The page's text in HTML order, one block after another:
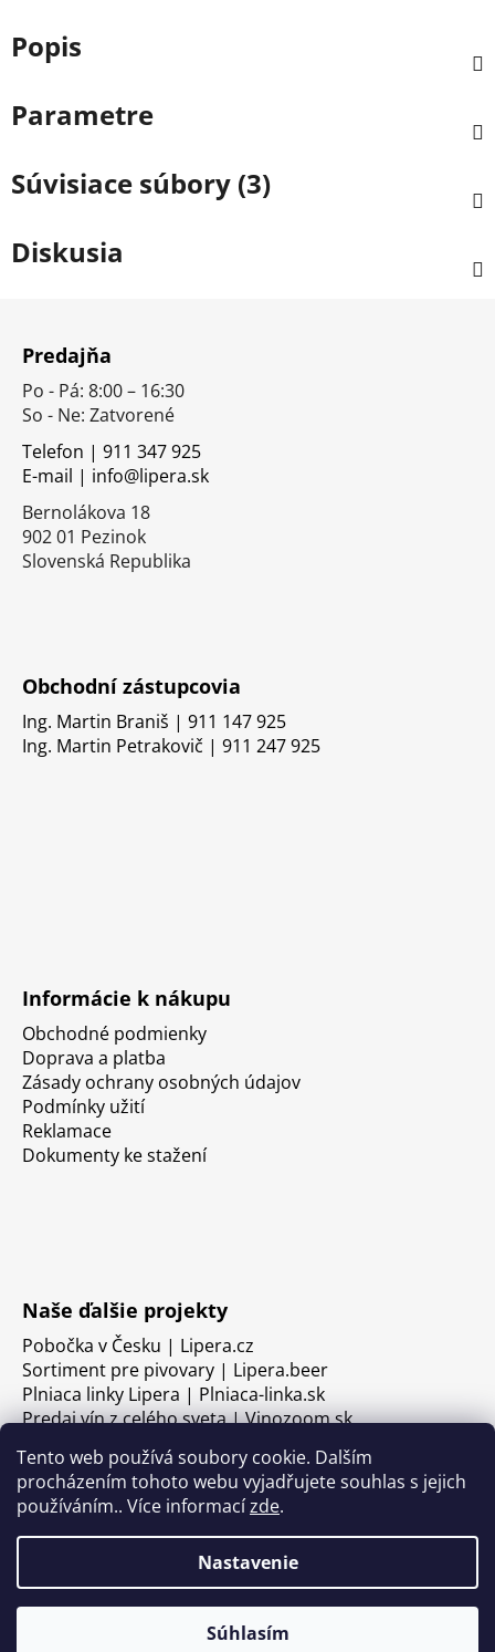
Tento web používá soubory cookie. Dalším
procházením tohoto webu vyjadřujete souhlas s jejich
používáním.. Více informacízde.
Nastavenie
Súhlasím
Popis
Parametre
Súvisiace súbory (3)
Diskusia
Predajňa
Po - Pá: 8:00 – 16:30
So - Ne: Zatvorené
Telefon | 911 347 925
E-mail | info@lipera.sk
Bernolákova 18
902 01 Pezinok
Slovenská Republika
Obchodní zástupcovia
Ing. Martin Braniš | 911 147 925
Ing. Martin Petrakovič | 911 247 925
Informácie k nákupu
Obchodné podmienky
Doprava a platba
Zásady ochrany osobných údajov
Podmínky užití
Reklamace
Dokumenty ke stažení
Naše ďalšie projekty
Pobočka v Česku | Lipera.cz
Sortiment pre pivovary | Lipera.beer
Plniaca linky Lipera | Plniaca-linka.sk
Predaj vín z celého sveta | Vinozoom.sk
Vytvoril Shoptet